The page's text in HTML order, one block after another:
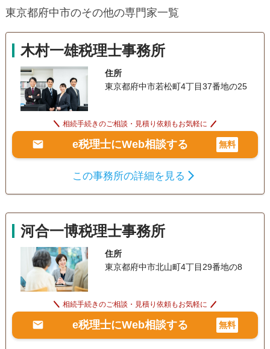
東京都府中市のその他の専門家一覧
木村一雄税理士事務所
住所
東京都府中市若松町4丁目37番地の25
相続手続きのご相談・見積り依頼もお気軽に
e税理士にWeb相談する 無料
この事務所の詳細を見る
河合一博税理士事務所
住所
東京都府中市北山町4丁目29番地の8
相続手続きのご相談・見積り依頼もお気軽に
e税理士にWeb相談する 無料